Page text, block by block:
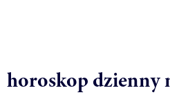
horoskop dzienny